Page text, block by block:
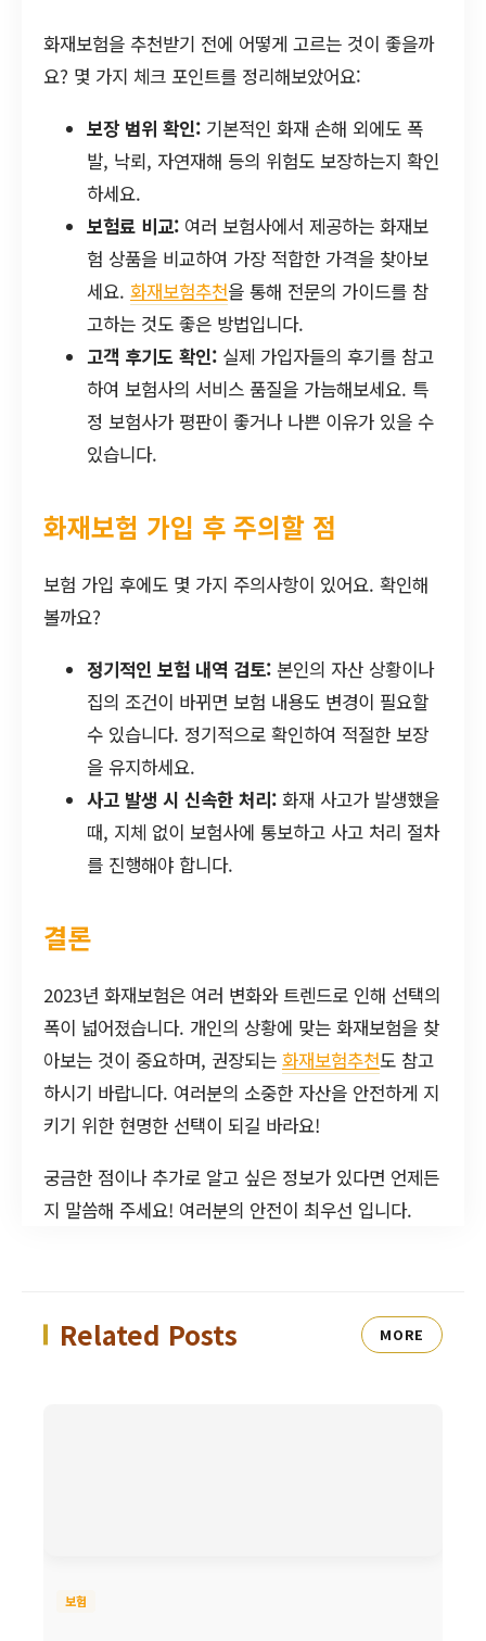
화재보험을 추천받기 전에 어떻게 고르는 것이 좋을까
요? 몇 가지 체크 포인트를 정리해보았어요:
보장 범위 확인: 기본적인 화재 손해 외에도 폭
발, 낙뢰, 자연재해 등의 위험도 보장하는지 확인
하세요.
보험료 비교: 여러 보험사에서 제공하는 화재보
험 상품을 비교하여 가장 적합한 가격을 찾아보
세요. 화재보험추천을 통해 전문의 가이드를 참
고하는 것도 좋은 방법입니다.
고객 후기도 확인: 실제 가입자들의 후기를 참고
하여 보험사의 서비스 품질을 가늠해보세요. 특
정 보험사가 평판이 좋거나 나쁜 이유가 있을 수
있습니다.
화재보험 가입 후 주의할 점
보험 가입 후에도 몇 가지 주의사항이 있어요. 확인해
볼까요?
정기적인 보험 내역 검토: 본인의 자산 상황이나
집의 조건이 바뀌면 보험 내용도 변경이 필요할
수 있습니다. 정기적으로 확인하여 적절한 보장
을 유지하세요.
사고 발생 시 신속한 처리: 화재 사고가 발생했을
때, 지체 없이 보험사에 통보하고 사고 처리 절차
를 진행해야 합니다.
결론
2023년 화재보험은 여러 변화와 트렌드로 인해 선택의
폭이 넓어졌습니다. 개인의 상황에 맞는 화재보험을 찾
아보는 것이 중요하며, 권장되는 화재보험추천도 참고
하시기 바랍니다. 여러분의 소중한 자산을 안전하게 지
키기 위한 현명한 선택이 되길 바라요!
궁금한 점이나 추가로 알고 싶은 정보가 있다면 언제든
지 말씀해 주세요! 여러분의 안전이 최우선 입니다.
Related Posts MORE
보험